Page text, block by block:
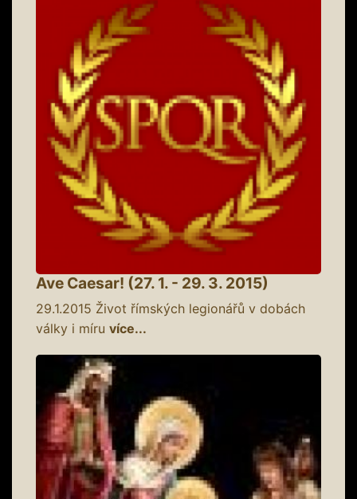
Ave Caesar! (27. 1. - 29. 3. 2015)
29.1.2015 Život římských legionářů v dobách
války i míru více...